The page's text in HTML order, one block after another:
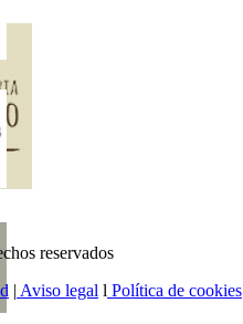
reservados
| Aviso legal l Política de cookies